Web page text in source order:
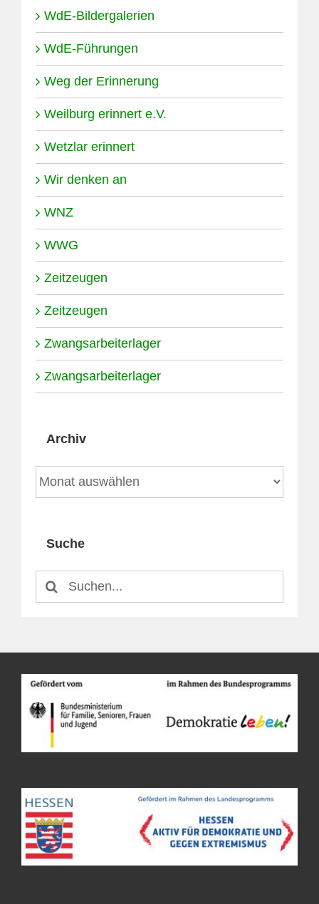
WdE-Bildergalerien
WdE-Führungen
Weg der Erinnerung
Weilburg erinnert e.V.
Wetzlar erinnert
Wir denken an
WNZ
WWG
Zeitzeugen
Zeitzeugen
Zwangsarbeiterlager
Zwangsarbeiterlager
Archiv
Archiv
Suche
Suche
nach: